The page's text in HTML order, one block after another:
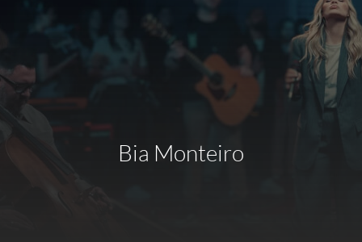
Bia Monteiro